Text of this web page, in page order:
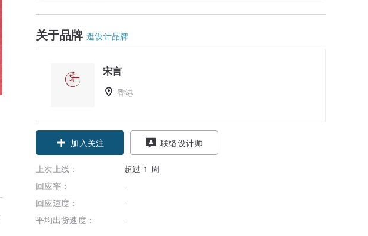
关于品牌 逛设计品牌
宋言
香港
加入关注 联络设计师
上次上线：
超过 1 周
回应率：
-
回应速度：
-
平均出货速度：
-